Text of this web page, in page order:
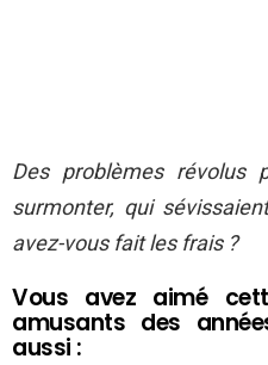
Des problèmes révolus
surmonter, qui
avez-vous fait les frais ?
Vous avez aimé
amusants des
aussi :